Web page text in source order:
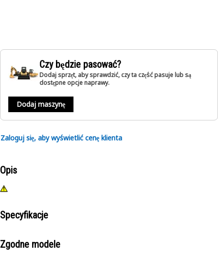
Czy będzie pasować?
Dodaj sprzęt, aby sprawdzić, czy ta część pasuje lub są
dostępne opcje naprawy.
Dodaj maszynę
Zaloguj się, aby wyświetlić cenę klienta
Opis
Specyfikacje
Zgodne modele